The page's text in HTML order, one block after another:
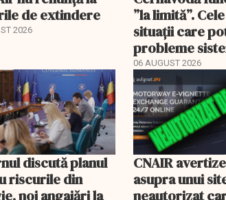
de extindere
2026
”la limită”.
situații care
probleme
energetic
06 AUGUST 2026
discută planul
riscurile din
noi angajări la
CNAIR
asupra unui
neautorizat